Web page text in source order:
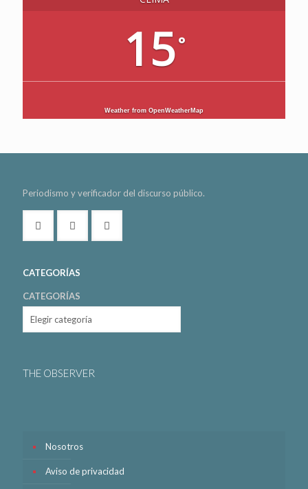
15°
Weather from OpenWeatherMap
Periodismo y verificador del discurso público.
CATEGORÍAS
CATEGORÍAS
THE OBSERVER
Nosotros
Aviso de privacidad